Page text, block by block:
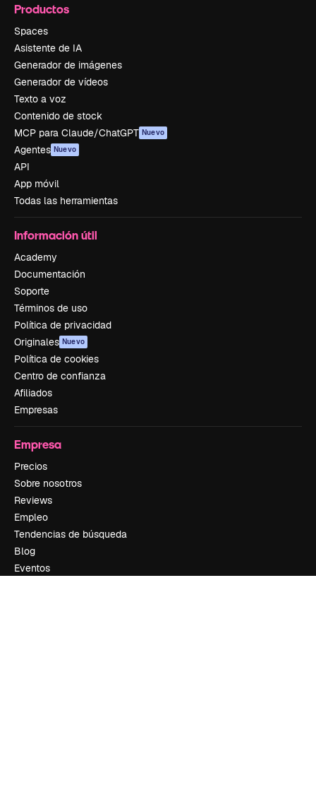
Productos
Spaces
Asistente de IA
Generador de imágenes
Generador de vídeos
Texto a voz
Contenido de stock
MCP para Claude/ChatGPT Nuevo
Agentes Nuevo
API
App móvil
Todas las herramientas
Información útil
Academy
Documentación
Soporte
Términos de uso
Política de privacidad
Originales Nuevo
Política de cookies
Centro de confianza
Afiliados
Empresas
Empresa
Precios
Sobre nosotros
Reviews
Empleo
Tendencias de búsqueda
Blog
Eventos